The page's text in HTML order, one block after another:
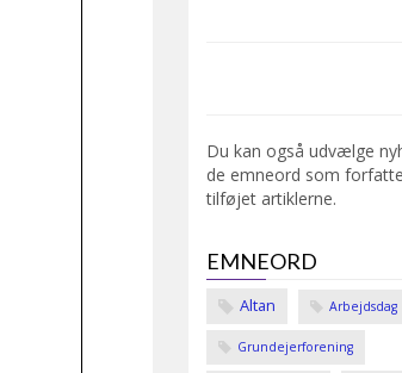
Du kan også udvælge
de emneord som
tilføjet artiklerne.
EMNEORD
Altan Arbejdsdag
Grundejerforening